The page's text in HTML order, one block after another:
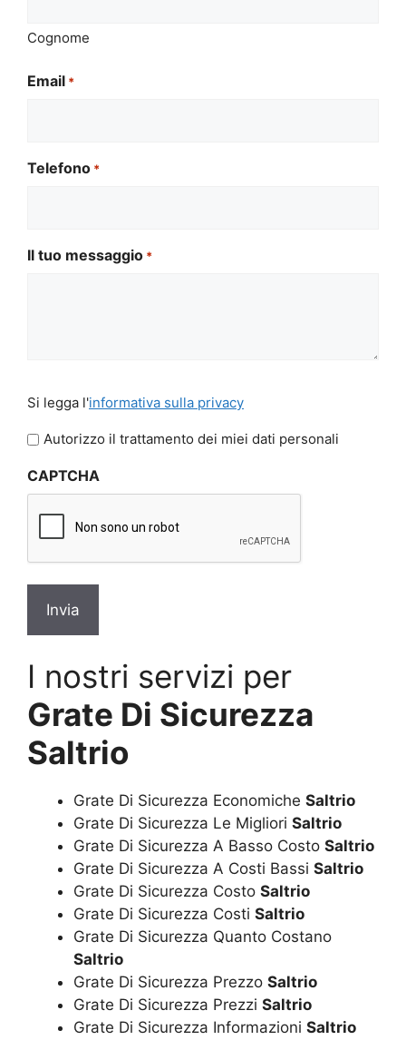
Cognome
Email *
Telefono *
Il tuo messaggio *
legga
l'informativa
privacy
Si legga l'informativa sulla privacy
Autorizzo il trattamento dei miei dati personali
CAPTCHA
I nostri servizi per
Grate Di Sicurezza
Saltrio
Grate Di Sicurezza Economiche Saltrio
Grate Di Sicurezza Le Migliori Saltrio
Grate Di Sicurezza A Basso Costo Saltrio
Grate Di Sicurezza A Costi Bassi Saltrio
Grate Di Sicurezza Costo Saltrio
Grate Di Sicurezza Costi Saltrio
Grate Di Sicurezza Quanto Costano
Saltrio
Grate Di Sicurezza Prezzo Saltrio
Grate Di Sicurezza Prezzi Saltrio
Grate Di Sicurezza Informazioni Saltrio